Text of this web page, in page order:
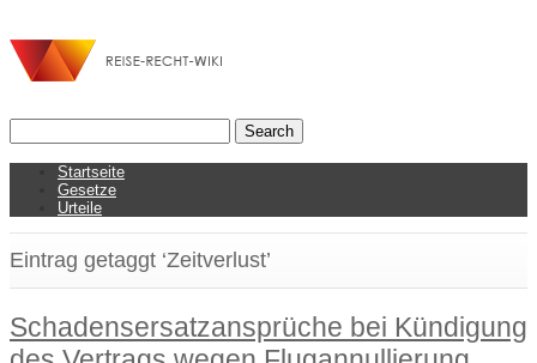
Startseite
Gesetze
Urteile
Eintrag getaggt ‘Zeitverlust’
Schadensersatzansprüche bei Kündigung